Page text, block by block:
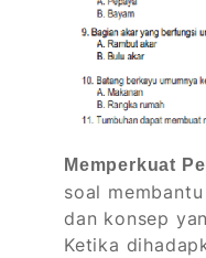
Memperkuat
soal
dan konsep
Ketika